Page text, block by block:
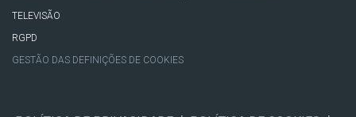
TELEVISÃO
RGPD
GESTÃO DAS DEFINIÇÕES DE COOKIES